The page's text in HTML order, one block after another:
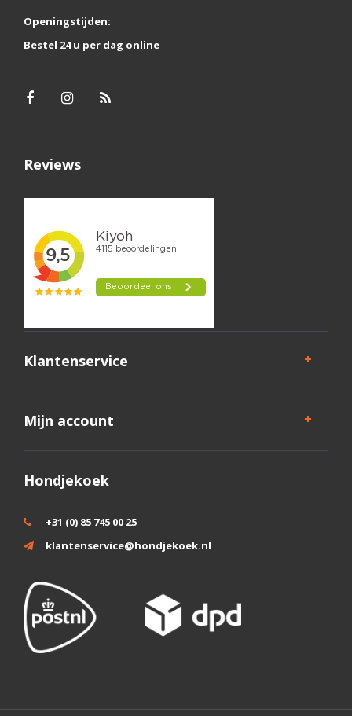
Openingstijden:
Bestel 24 u per dag online
Reviews
Klantenservice
Mijn account
Hondjekoek
+31 (0) 85 745 00 25
klantenservice@hondjekoek.nl